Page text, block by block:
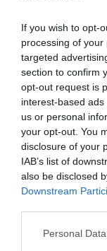
If you wish to opt-
processing of
targeted
section to confirm
opt-out request is
interest-based
us or personal
your opt-out. You
disclosure of your
IAB’s list of
also be disclosed
Downstream
Personal
κανονικότητα.
all fun and games
περιπαικτικά
αφελώς σε λάθη,
σε μια πρώτη
γίνεται όμως
συνέπειες και
μπροστά μας και
Ταινίες
πλέκουν το
Κινηματογραφου
σκέψεις νέων